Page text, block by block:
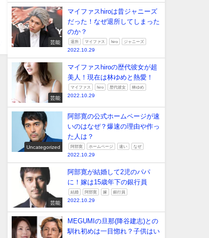
芸能
マイファスhiroは昔ジャニーズ
だった！なぜ退所してしまった
のか？
退所 マイファス hiro ジャニーズ
2022.10.29
芸能
マイファスhiroの歴代彼女が超
美人！現在は林ゆめと熱愛！
マイファス hiro 歴代彼女 林ゆめ
2022.10.29
Uncategorized
阿部寛の公式ホームページが速
いのはなぜ？爆速の理由や作っ
た人は？
阿部寛 ホームページ 速い なぜ
2022.10.29
芸能
阿部寛が結婚して2児のパパ
に！嫁は15歳年下の銀行員
結婚 阿部寛 嫁 銀行員
2022.10.29
MEGUMIの旦那(降谷建志)との
馴れ初めは一目惚れ？子供はい